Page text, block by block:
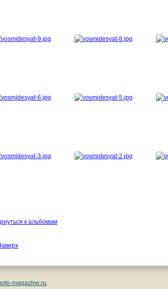
к альбомам
magazine.ru.